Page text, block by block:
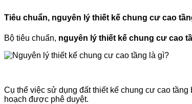
Tiêu chuẩn, nguyên lý thiết kế chung cư cao
Bộ tiêu chuẩn, nguyên lý thiết kế chung cư cao
Cụ thể việc sử dụng đất thiết kế chung cư cao
hoạch được phê duyệt.